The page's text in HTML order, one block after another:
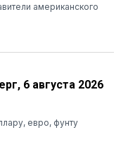
американского
6 августа 2026
евро, фунту